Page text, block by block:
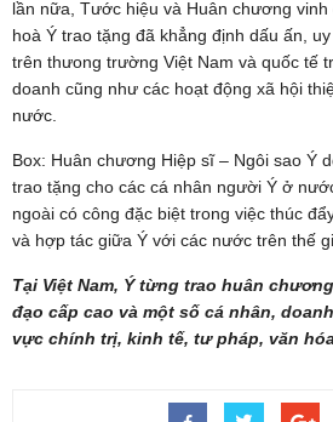
lần nữa, Tước hiệu và Huân chương
hoà Ý trao tặng đã khẳng định dấu ấn,
trên thưong trường Việt Nam và quốc tế
doanh cũng như các hoạt động xã hội
nước.
Box: Huân chương Hiệp sĩ – Ngôi sao Ý
trao tặng cho các cá nhân người Ý ở
ngoài có công đặc biệt trong việc thúc
và hợp tác giữa Ý với các nước trên thế
Tại Việt Nam, Ý từng trao huân
đạo cấp cao và một số cá nhân,
vực chính trị, kinh tế, tư pháp, văn